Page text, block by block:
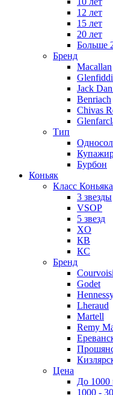
12 лет
15 лет
20 лет
Больше
Бренд
Macallan
Jack
Benriach
Chivas
Тип
Бурбон
Коньяк
Класс Коньяка
3 звезды
VSOP
5 звезд
XO
КВ
КС
Бренд
Godet
Lheraud
Martell
Remy
Цена
До 1000
1000 -